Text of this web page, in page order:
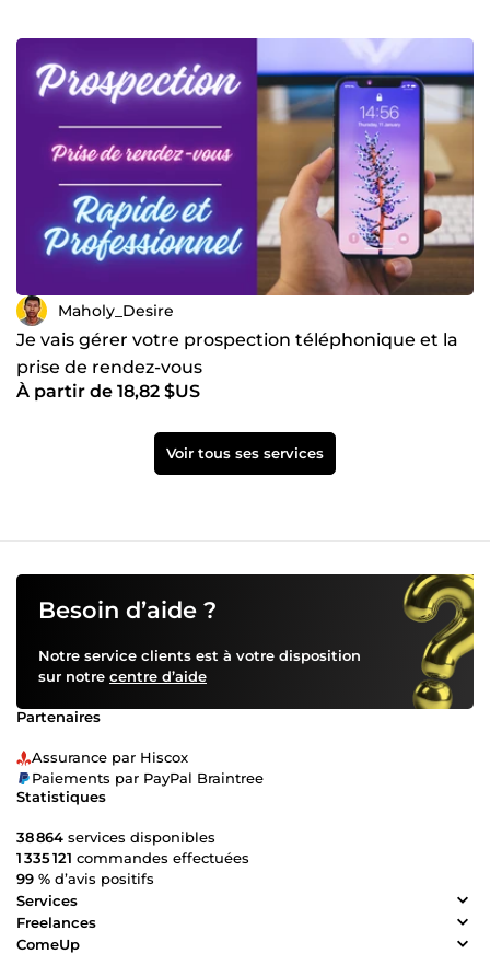
Maholy_Desire
Je vais gérer votre prospection téléphonique et la
prise de rendez-vous
À partir de 18,82 $US
Voir tous ses services
Besoin d’aide ?
Notre service clients est à votre disposition
sur notre centre d’aide
Partenaires
Assurance par Hiscox
Paiements par PayPal Braintree
Statistiques
38 864 services disponibles
1 335 121 commandes effectuées
99 % d’avis positifs
Services
Freelances
ComeUp